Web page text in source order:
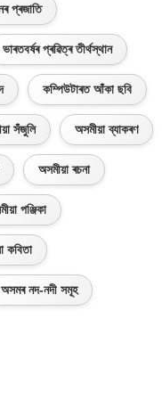
প্ৰজাতি
ভাৰতবৰ্ষৰ প্ৰৱিত্ৰ তীৰ্থস্থান
কম্পিউটাৰত আঁকা ছবি
সঁজুলি অসমীয়া ব্যাকৰণ
অসমীয়া ৰচনা
পঞ্জিকা
কবিতা
অসমৰ নদ-নদী সমূহ